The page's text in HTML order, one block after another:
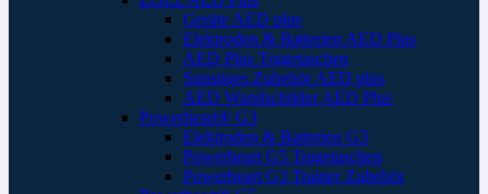
Geräte AED plus
Elektroden & Batterien AED Plus
AED Plus Tragetaschen
Sonstiges Zubehör AED plus
AED Wandschilder AED Plus
Powerheart® G3
Elektroden & Batterien G3
Powerheart G5 Tragetaschen
Powerheart G3 Trainer Zubehör